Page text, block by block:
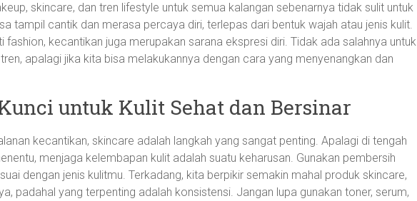
skincare, dan tren lifestyle untuk semua kalangan sebenarnya tidak sulit untuk
tampil cantik dan merasa percaya diri, terlepas dari bentuk wajah atau jenis kulit.
fashion, kecantikan juga merupakan sarana ekspresi diri. Tidak ada salahnya untuk
apalagi jika kita bisa melakukannya dengan cara yang menyenangkan dan
untuk Kulit Sehat dan Bersinar
kecantikan, skincare adalah langkah yang sangat penting. Apalagi di tengah
menjaga kelembapan kulit adalah suatu keharusan. Gunakan pembersih
dengan jenis kulitmu. Terkadang, kita berpikir semakin mahal produk skincare,
padahal yang terpenting adalah konsistensi. Jangan lupa gunakan toner, serum,